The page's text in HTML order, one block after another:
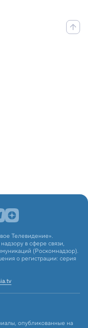
Телевидение».
в сфере связи,
(Роскомнадзор).
о регистрации: серия
опубликованные на